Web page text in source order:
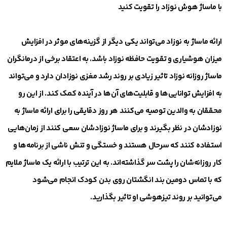
با ماساژ هوش نوزاد را تقویت کنید
ارائه ماساژ به نوزاد می‌تواند یکی دیگر از گزینه‌های موثر در افزایش
میزان هوشیاری و تقویت حافظه نوزاد باشد. به اعتقاد برخی از درمانگران
ماساژ روزانه نوزاد تاثیر زیادی بر روند رشد مغزی نوزادان دارد و می‌تواند
به افزایش توانایی‌ها و قابلیت‌های آن‌ها در آینده کمک کند. از این رو
محققان به والدین توصیه می‌کنند هر روز دقایقی را برای ارائه ماساژ به
نوزادشان در نظر بگیرند و برای ماساژ نوزادشان سعی کنند از زمان‌هایی
استفاده کنند که سرحال هستند و خستگی و تنش ناشی از برنامه‌ها و
کار روزانه‌شان را پشت سر گذاشته‌اند. به این ترتیب با ارائه یک ماساژ ملایم
که با تماس دومین بند انگشتان روی بدن کودک انجام می‌شود
می‌توانید بر روند تیزهوشی او تاثیر بگذارید.